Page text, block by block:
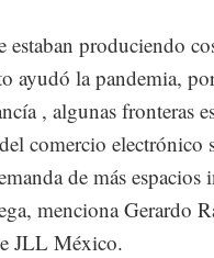
estaban produciendo
ayudó la pandemia,
, algunas fronteras
comercio electrónico
de más espacios
menciona Gerardo
JLL México.